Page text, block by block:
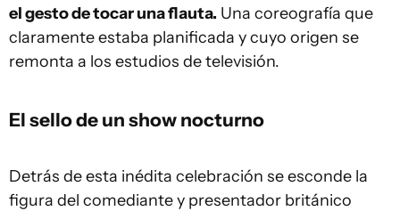
el gesto de tocar una flauta. Una coreografía que
claramente estaba planificada y cuyo origen se
remonta a los estudios de televisión.
El sello de un show nocturno
Detrás de esta inédita celebración se esconde la
figura del comediante y presentador británico